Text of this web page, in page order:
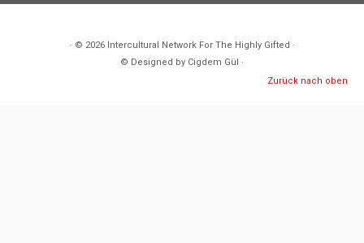
· © 2026 Intercultural Network For The Highly Gifted ·
© Designed by Cigdem Gül ·
Zurück nach oben